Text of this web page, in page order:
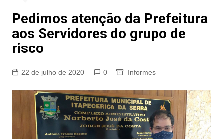
Pedimos atenção da Prefeitura
aos Servidores do grupo de
risco
22 de julho de 2020 0 Informes